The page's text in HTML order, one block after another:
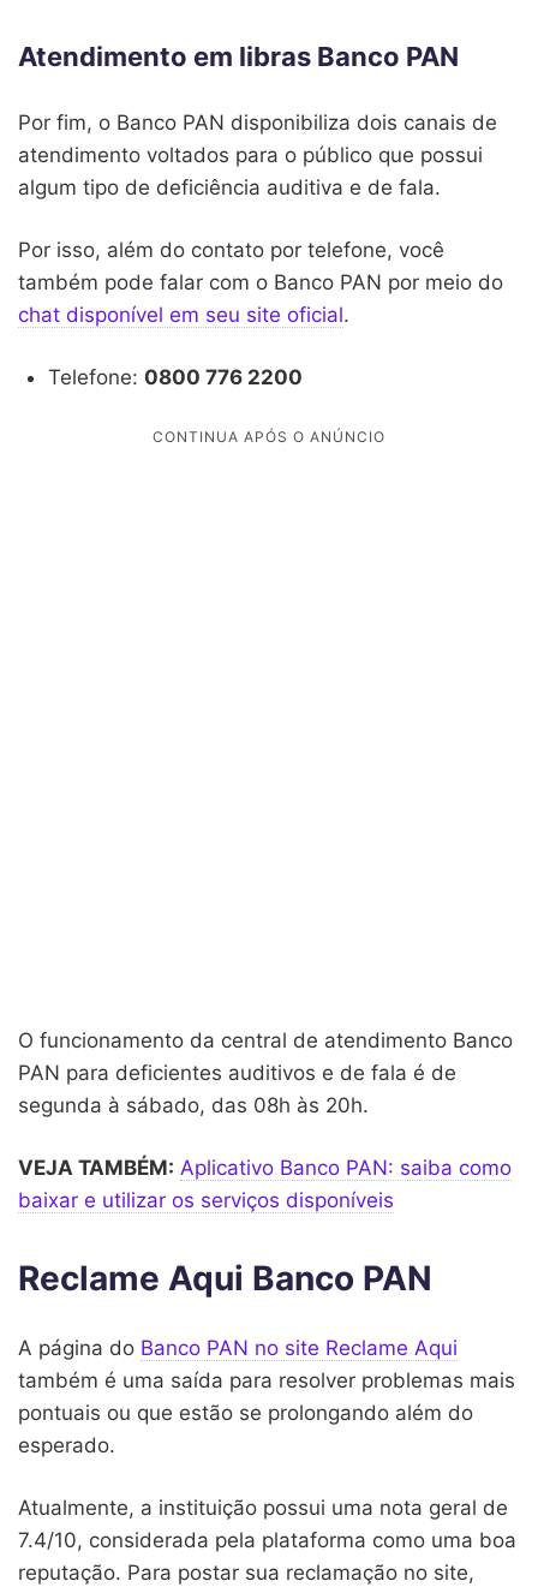
Atendimento em libras Banco PAN
Por fim, o Banco PAN disponibiliza dois canais de
atendimento voltados para o público que possui
algum tipo de deficiência auditiva e de fala.
Por isso, além do contato por telefone, você
também pode falar com o Banco PAN por meio do
chat disponível em seu site oficial.
Telefone: 0800 776 2200
O funcionamento da central de atendimento Banco
PAN para deficientes auditivos e de fala é de
segunda à sábado, das 08h às 20h.
VEJA TAMBÉM: Aplicativo Banco PAN: saiba como
baixar e utilizar os serviços disponíveis
Reclame Aqui Banco PAN
A página do Banco PAN no site Reclame Aqui
também é uma saída para resolver problemas mais
pontuais ou que estão se prolongando além do
esperado.
Atualmente, a instituição possui uma nota geral de
7.4/10, considerada pela plataforma como uma boa
reputação. Para postar sua reclamação no site,